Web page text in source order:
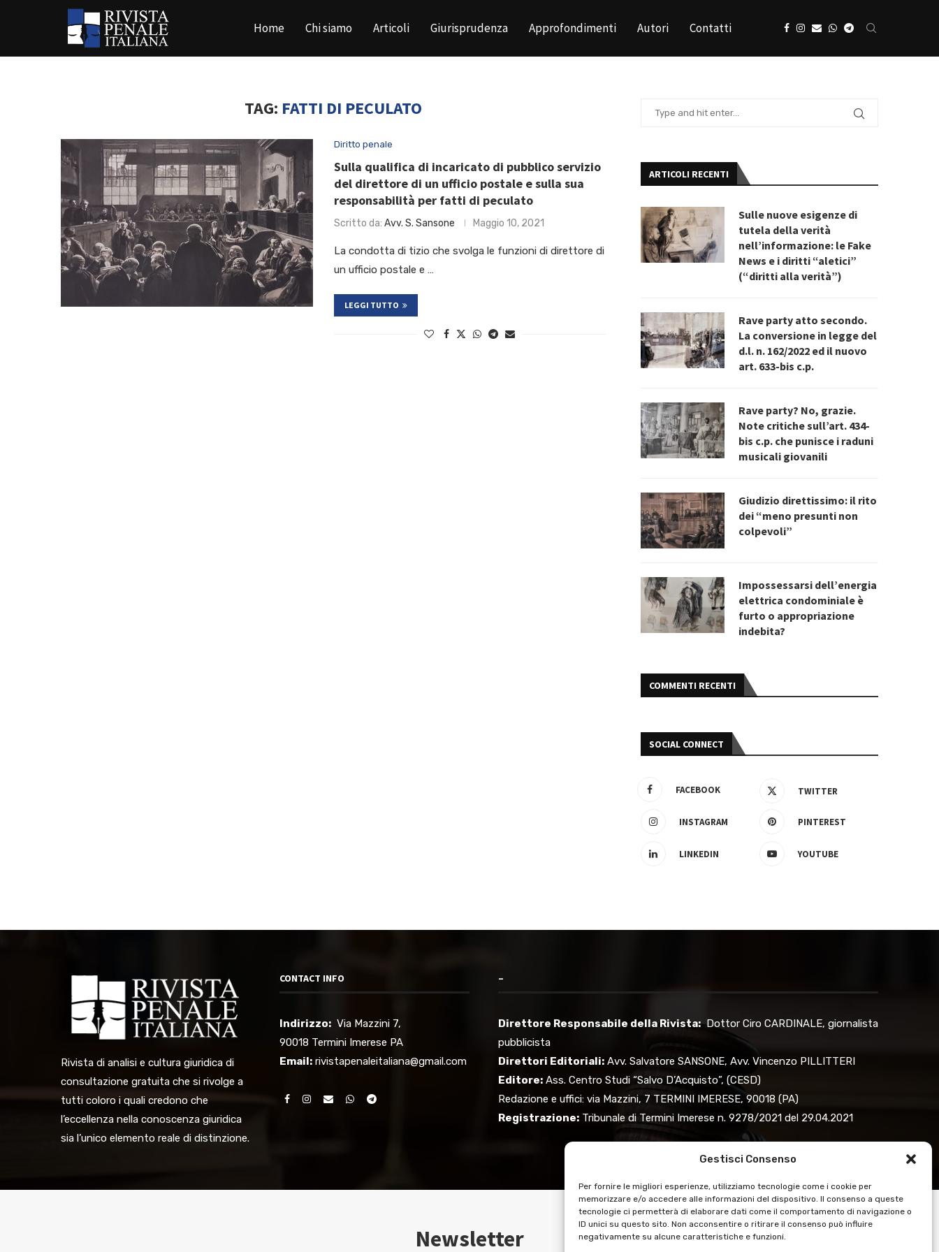
Gestisci Consenso
Per fornire le migliori esperienze, utilizziamo tecnologie come i cookie per
memorizzare e/o accedere alle informazioni del dispositivo. Il consenso a queste
tecnologie ci permetterà di elaborare dati come il comportamento di navigazione o
ID unici su questo sito. Non acconsentire o ritirare il consenso può influire
negativamente su alcune caratteristiche e funzioni.
Home Chi siamo Articoli Giurisprudenza Approfondimenti Autori Contatti
TAG: FATTI DI PECULATO
Diritto penale
Sulla qualifica di incaricato di pubblico servizio
del direttore di un ufficio postale e sulla sua
responsabilità per fatti di peculato
Scritto da: Avv. S. Sansone Maggio 10, 2021
La condotta di tizio che svolga le funzioni di direttore di
un ufficio postale e …
LEGGI TUTTO
ARTICOLI RECENTI
Sulle nuove esigenze di
tutela della verità
nell’informazione: le Fake
News e i diritti “aletici”
(“diritti alla verità”)
Rave party atto secondo.
La conversione in legge del
d.l. n. 162/2022 ed il nuovo
art. 633-bis c.p.
Rave party? No, grazie.
Note critiche sull’art. 434-
bis c.p. che punisce i raduni
musicali giovanili
Giudizio direttissimo: il rito
dei “meno presunti non
colpevoli”
Impossessarsi dell’energia
elettrica condominiale è
furto o appropriazione
indebita?
COMMENTI RECENTI
SOCIAL CONNECT
FACEBOOK TWITTER
INSTAGRAM PINTEREST
LINKEDIN YOUTUBE
Rivista di analisi e cultura giuridica di
consultazione gratuita che si rivolge a
tutti coloro i quali credono che
l’eccellenza nella conoscenza giuridica
sia l’unico elemento reale di distinzione.
CONTACT INFO
Indirizzo:Via Mazzini 7,
90018 Termini Imerese PA
Email: rivistapenaleitaliana@gmail.com
–
Direttore Responsabile della Rivista:Dottor Ciro CARDINALE, giornalista
pubblicista
Direttori Editoriali:Avv. Salvatore SANSONE, Avv. Vincenzo PILLITTERI
Editore:Ass. Centro Studi “Salvo D’Acquisto”, (CESD)
Redazione e uffici: via Mazzini, 7 TERMINI IMERESE, 90018 (PA)
Registrazione:Tribunale di Termini Imerese n. 9278/2021 del 29.04.2021
Newsletter